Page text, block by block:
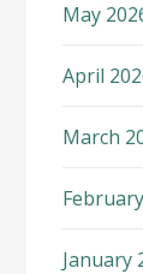
May
April
March
January